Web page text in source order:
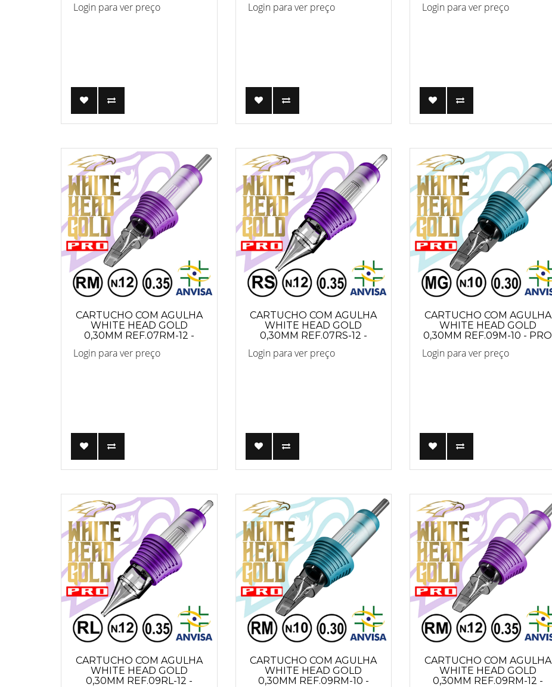
Login para ver preço Login para ver preço Login para ver preço
CARTUCHO COM AGULHA
WHITE HEAD GOLD
0,30MM REF.07RM-12 -
Login para ver preço
CARTUCHO COM AGULHA
WHITE HEAD GOLD
0,30MM REF.07RS-12 -
Login para ver preço
CARTUCHO COM AGULHA
WHITE HEAD GOLD
0,30MM REF.09M-10 - PRO
Login para ver preço
CARTUCHO COM AGULHA
WHITE HEAD GOLD
0,30MM REF.09RL-12 -
CARTUCHO COM AGULHA
WHITE HEAD GOLD
0,30MM REF.09RM-10 -
CARTUCHO COM AGULHA
WHITE HEAD GOLD
0,30MM REF.09RM-12 -